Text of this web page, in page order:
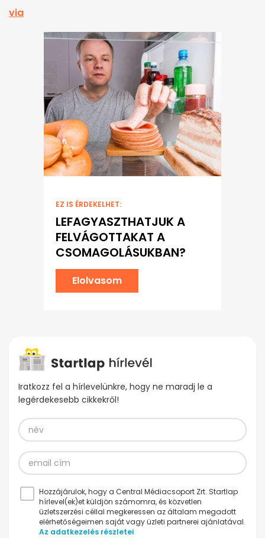
via
EZ IS ÉRDEKELHET:
LEFAGYASZTHATJUK A
FELVÁGOTTAKAT A
CSOMAGOLÁSUKBAN?
Elolvasom
Iratkozz fel a hírlevelünkre, hogy ne maradj le a
legérdekesebb cikkekről!
Hozzájárulok, hogy a Central Médiacsoport Zrt. Startlap
hírlevel(ek)et küldjön számomra, és közvetlen
üzletszerzési céllal megkeressen az általam megadott
elérhetőségeimen saját vagy üzleti partnerei ajánlatával.
Az adatkezelés részletei